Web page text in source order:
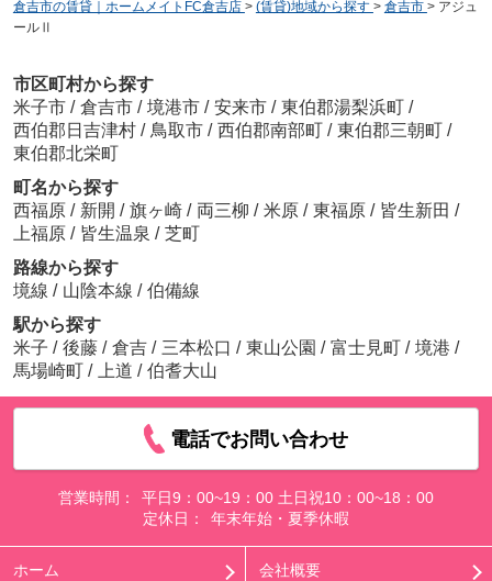
倉吉市の賃貸｜ホームメイトFC倉吉店 > (賃貸)地域から探す > 倉吉市 > アジュ
ールⅡ
市区町村から探す
米子市 / 倉吉市 / 境港市 / 安来市 / 東伯郡湯梨浜町 /
西伯郡日吉津村 / 鳥取市 / 西伯郡南部町 / 東伯郡三朝町 /
東伯郡北栄町
町名から探す
西福原 / 新開 / 旗ヶ崎 / 両三柳 / 米原 / 東福原 / 皆生新田 /
上福原 / 皆生温泉 / 芝町
路線から探す
境線 / 山陰本線 / 伯備線
駅から探す
米子 / 後藤 / 倉吉 / 三本松口 / 東山公園 / 富士見町 / 境港 /
馬場崎町 / 上道 / 伯耆大山
電話でお問い合わせ
営業時間：
平日9：00~19：00 土日祝10：00~18：00
定休日：
年末年始・夏季休暇
ホーム 会社概要